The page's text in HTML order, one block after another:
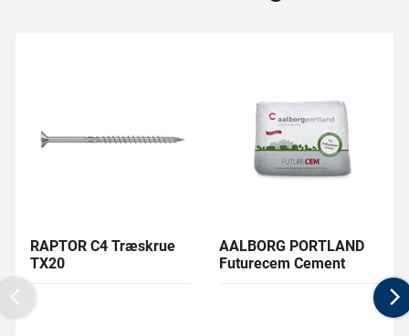
RAPTOR C4 Træskrue
TX20
AALBORG PORTLAND
Futurecem Cement
Previous